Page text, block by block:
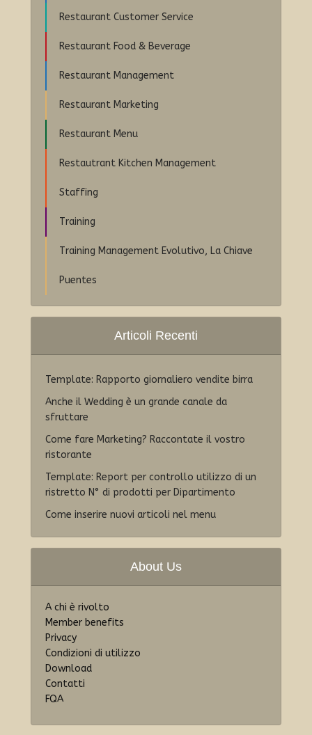
Restaurant Customer Service
Restaurant Food & Beverage
Restaurant Management
Restaurant Marketing
Restaurant Menu
Restautrant Kitchen Management
Staffing
Training
Training Management Evolutivo, La Chiave
Puentes
Articoli Recenti
Template: Rapporto giornaliero vendite birra
Anche il Wedding è un grande canale da
sfruttare
Come fare Marketing? Raccontate il vostro
ristorante
Template: Report per controllo utilizzo di un
ristretto N° di prodotti per Dipartimento
Come inserire nuovi articoli nel menu
About Us
A chi è rivolto
Member benefits
Privacy
Condizioni di utilizzo
Download
Contatti
FQA